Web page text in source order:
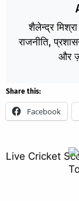
शैलेन्द्र
राजनीति,
और
Share this:
Facebook
Live Cricket